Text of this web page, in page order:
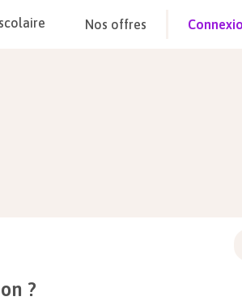
Nos offres
?